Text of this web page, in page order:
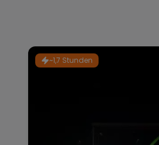
~1,7 Stunden